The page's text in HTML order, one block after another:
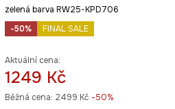
zelená barva RW25-KPD706
-50%
FINAL SALE
Aktuální cena:
1249 Kč
Běžná cena: 2499 Kč -50%